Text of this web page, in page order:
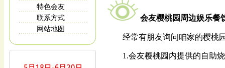
特色会友
联系方式
网站地图
会友樱桃园周边娱乐餐
经常有朋友询问咱家的樱桃
1.会友樱桃园内提供的自助